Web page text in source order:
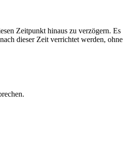
Zeitpunkt hinaus zu verzögern. Es
dieser Zeit verrichtet werden, ohne